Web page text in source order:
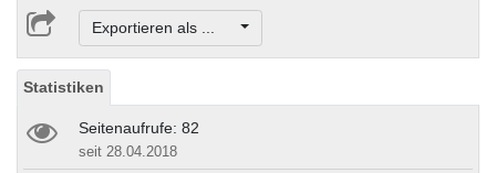
Exportieren als ...
Statistiken
Seitenaufrufe: 82
seit 28.04.2018